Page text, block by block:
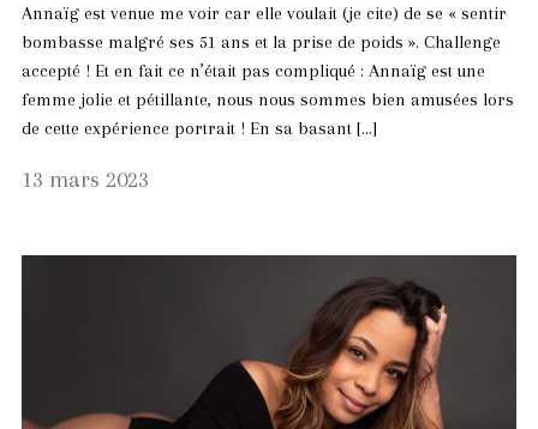
Annaïg est venue me voir car elle voulait (je cite) de se « sentir
bombasse malgré ses 51 ans et la prise de poids ». Challenge
accepté ! Et en fait ce n’était pas compliqué : Annaïg est une
femme jolie et pétillante, nous nous sommes bien amusées lors
de cette expérience portrait ! En sa basant […]
13 mars 2023